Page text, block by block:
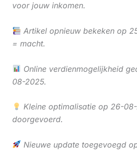
voor jouw inkomen.
Artikel opnieuw bekeken op
= macht.
Online verdienmogelijkheid
08-2025.
Kleine optimalisatie op 26-
doorgevoerd.
Nieuwe update toegevoegd